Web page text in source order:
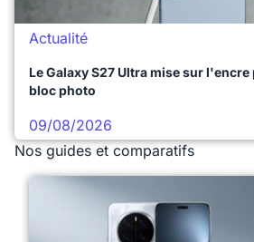
Actualité
Le Galaxy S27 Ultra mise sur
bloc photo
09/08/2026
Nos guides et comparatifs